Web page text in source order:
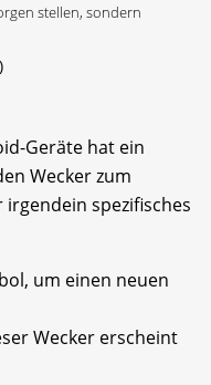
stellen, sondern
Geräte hat ein
Wecker zum
spezifisches
um einen neuen
Wecker erscheint